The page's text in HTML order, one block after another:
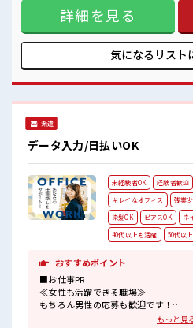
すぎたり奇抜でなければ基
も活躍できる≫ 新しいこと
ど、 しっかり働く環境が整
ステップUP目指していきましょう！ ■職場の
で休み時間は女子トークが
OKなのはウレシイPoint☆
詳細を見る
気になるリスト
派遣
データ入力/日払いOK
未経験者OK 経験者歓迎
キレイなオフィス
残業
染髪OK
ピアスOK ネ
40代以上も活躍
50代以
おすすめポイント
■お仕事PR
≪女性も活躍できる職場≫
もちろん男性の応募も歓迎です！
もっと見